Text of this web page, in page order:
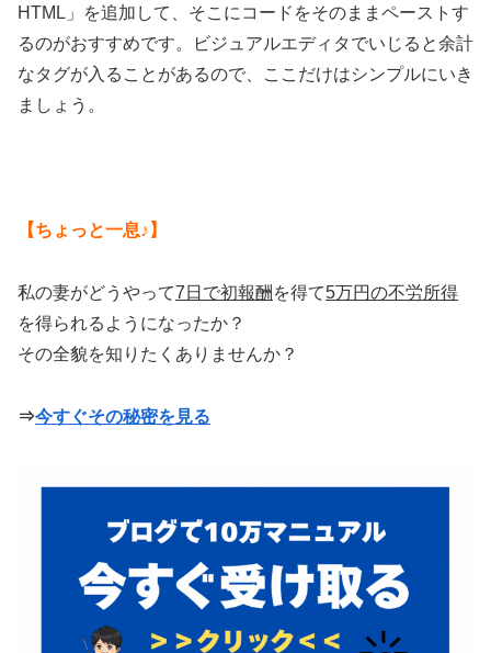
HTML」を追加して、そこにコードをそのままペーストす
るのがおすすめです。ビジュアルエディタでいじると余計
なタグが入ることがあるので、ここだけはシンプルにいき
ましょう。
【ちょっと一息♪】
私の妻がどうやって7日で初報酬 を得て5万円の不労所得
を得られるようになったか？
その全貌を知りたくありませんか？
⇒今すぐその秘密を見る